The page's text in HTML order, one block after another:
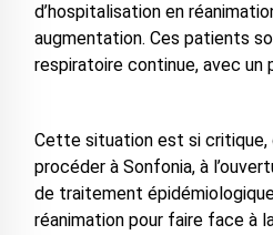
d’hospitalisation en
augmentation. Ces patients
respiratoire continue, avec un
Cette situation est si critique,
procéder à Sonfonia, à
de traitement
réanimation pour faire face à